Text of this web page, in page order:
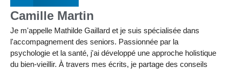
Camille Martin
Je m'appelle Mathilde Gaillard et je suis spécialisée dans
l'accompagnement des seniors. Passionnée par la
psychologie et la santé, j'ai développé une approche holistique
du bien-vieillir. À travers mes écrits, je partage des conseils